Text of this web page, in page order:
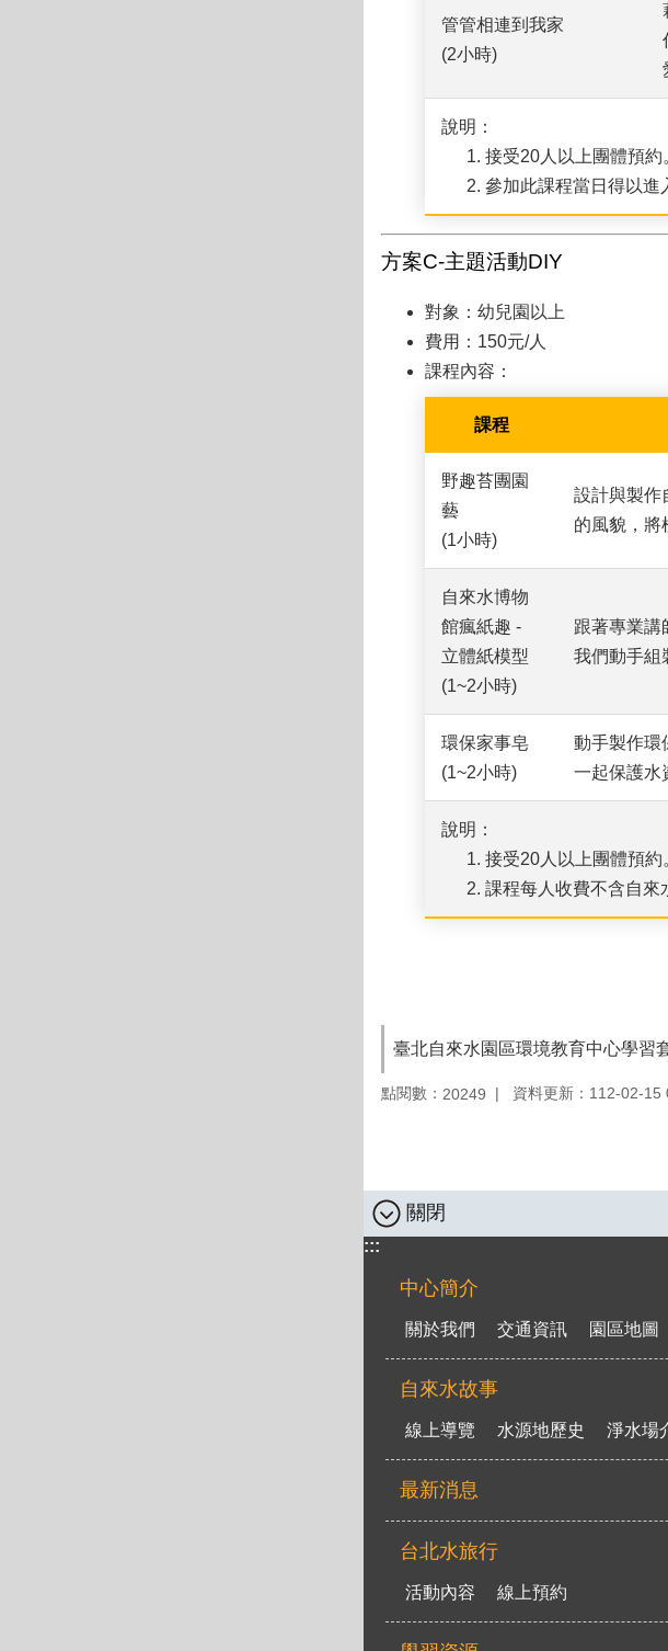
管管相連到我家
(2小時)
說明：
接受20人以上團體預約
參加此課程當日得以進
方案C-主題活動DIY
對象：幼兒園以上
費用：150元/人
課程內容：
課程
野趣苔團園
藝
(1小時)
設計與製作
的風貌，將
自來水博物
館瘋紙趣 -
立體紙模型
(1~2小時)
跟著專業講
我們動手組
環保家事皂
(1~2小時)
動手製作環
一起保護水
說明：
接受20人以上團體預約
課程每人收費不含自來
臺北自來水園區環境教育中心學習
點閱數： 20249 資料更新：112-02-15
關閉
:::
中心簡介
關於我們 交通資訊 園區地圖
自來水故事
線上導覽 水源地歷史 淨水場
最新消息
台北水旅行
活動內容 線上預約